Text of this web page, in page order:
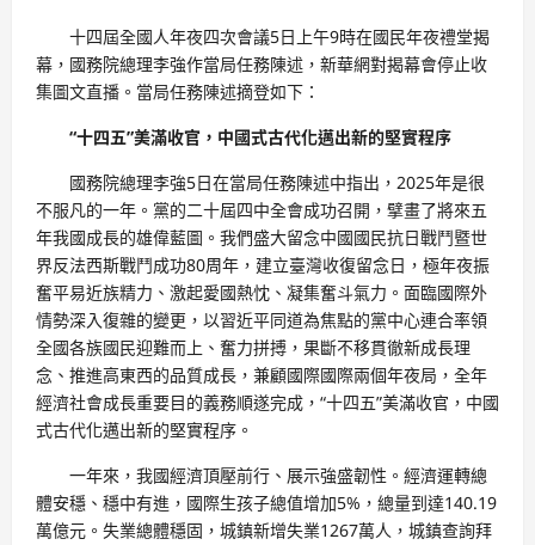
十四屆全國人年夜四次會議5日上午9時在國民年夜禮堂揭
幕，國務院總理李強作當局任務陳述，新華網對揭幕會停止收
集圖文直播。當局任務陳述摘登如下：
“十四五”美滿收官，中國式古代化邁出新的堅實程序
國務院總理李強5日在當局任務陳述中指出，2025年是很
不服凡的一年。黨的二十屆四中全會成功召開，擘畫了將來五
年我國成長的雄偉藍圖。我們盛大留念中國國民抗日戰鬥暨世
界反法西斯戰鬥成功80周年，建立臺灣收復留念日，極年夜振
奮平易近族精力、激起愛國熱忱、凝集奮斗氣力。面臨國際外
情勢深入復雜的變更，以習近平同道為焦點的黨中心連合率領
全國各族國民迎難而上、奮力拼搏，果斷不移貫徹新成長理
念、推進高東西的品質成長，兼顧國際國際兩個年夜局，全年
經濟社會成長重要目的義務順遂完成，“十四五”美滿收官，中國
式古代化邁出新的堅實程序。
一年來，我國經濟頂壓前行、展示強盛韌性。經濟運轉總
體安穩、穩中有進，國際生孩子總值增加5%，總量到達140.19
萬億元。失業總體穩固，城鎮新增失業1267萬人，城鎮查詢拜